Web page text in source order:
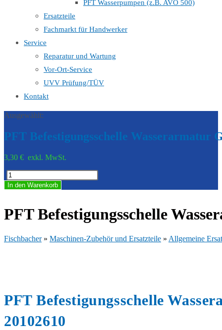
PFT Wasserpumpen (z.B. AVO 500)
Ersatzteile
Fachmarkt für Handwerker
Service
Reparatur und Wartung
Vor-Ort-Service
UVV Prüfung/TÜV
Kontakt
Ausgewählt:
PFT Befestigungsschelle Wasserarmatur
3,30 € exkl. MwSt.
PFT
Befestigungsschelle
Wasserarmatur
4
verzinkt
Menge
In den Warenkorb
PFT Befestigungsschelle
Fischbacher» Maschinen-Zubehör und Ersatzteile » Allgemeine
PFT Befestigungsschelle
20102610